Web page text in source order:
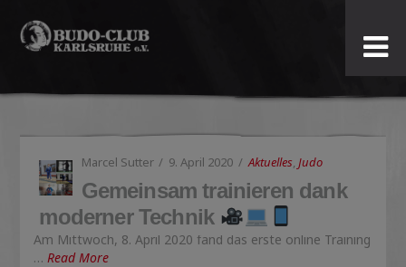
Budo-
Club
Karlsruhe
e.V.
Marcel Sutter 9. April 2020 Aktuelles, Judo
Gemeinsam trainieren dank
moderner Technik
Am Mittwoch, 8. April 2020 fand das erste online Training
…Read More